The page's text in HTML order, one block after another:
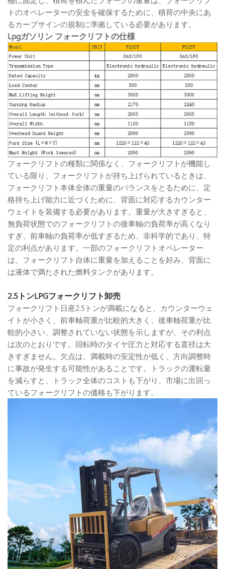
トのオペレーターの安全を確保するために、積荷の中央にあ
るカーブサインの規制に準拠している必要があります。
Lpgガソリン フォークリフトの仕様
フォークリフトの種類に関係なく、フォークリフトが機能し
ている限り、フォークリフトが持ち上げられているときは、
フォークリフト本体全体の重量のバランスをとるために、定
格持ち上げ能力に近づくために、背面に対応するカウンター
ウェイトを装備する必要があります。重量が大きすぎると、
無負荷状態でのフォークリフトの後車軸の負荷率が高くなり
すぎ、前車軸の負荷率が低すぎるため、非科学的であり、特
定の利点があります。一部のフォークリフトオペレーター
は、フォークリフト自体に重量を加えることを好み、背面に
は液体で満たされた燃料タンクがあります。
2.5トンLPGフォークリフト卸売
フォークリフト日産2.5トンが満載になると、カウンターウェ
イトが小さく、前車軸荷重が比較的大きく、後車軸荷重が比
較的小さい、調整されていない状態を示しますが、その利点
は次のとおりです。回転時のタイヤ圧力と対応する直径は大
きすぎません。欠点は、満載時の安定性が低く、方向調整時
に事故が発生する可能性があることです。トラックの運転量
を減らすと、トラック全体のコストも下がり、市場に出回っ
ているフォークリフトの価格も下がります。